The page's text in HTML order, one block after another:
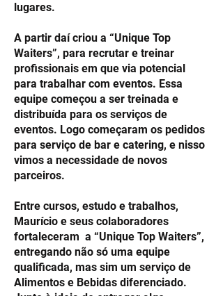
lugares.
A partir daí criou a “Unique Top
Waiters”, para recrutar e treinar
profissionais em que via potencial
para trabalhar com eventos. Essa
equipe começou a ser treinada e
distribuída para os serviços de
eventos. Logo começaram os pedidos
para serviço de bar e catering, e nisso
vimos a necessidade de novos
parceiros.
Entre cursos, estudo e trabalhos,
Maurício e seus colaboradores
fortaleceram a “Unique Top Waiters”,
entregando não só uma equipe
qualificada, mas sim um serviço de
Alimentos e Bebidas diferenciado.